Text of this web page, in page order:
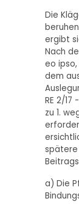
Die
ergibt
Nach
eo
dem
RE 2/
zu 1.
spätere
a) Die